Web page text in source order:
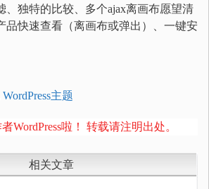
、独特的比较、多个ajax离画布愿望清
品快速查看（离画布或弹出）、一键安
WordPress主题
WordPress啦！ 转载请注明出处。
相关文章